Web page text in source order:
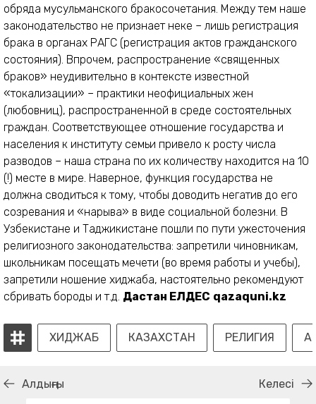
обряда мусульманского бракосочетания. Между тем наше
законодательство не признает неке – лишь регистрация
брака в органах РАГС (регистрация актов гражданского
состояния). Впрочем, распространение «священных
браков» неудивительно в контексте известной
«токализации» – практики неофициальных жен
(любовниц), распространенной в среде состоятельных
граждан. Соответствующее отношение государства и
населения к институту семьи привело к росту числа
разводов – наша страна по их количеству находится на 10
(!) месте в мире. Наверное, функция государства не
должна сводиться к тому, чтобы доводить негатив до его
созревания и «нарыва» в виде социальной болезни. В
Узбекистане и Таджикистане пошли по пути ужесточения
религиозного законодательства: запретили чиновникам,
школьникам посещать мечети (во время работы и учебы),
запретили ношение хиджаба, настоятельно рекомендуют
сбривать бороды и т.д. Дастан ЕЛДЕС qazaquni.kz
ХИДЖАБ КАЗАХСТАН РЕЛИГИЯ
Алдыңғы Келесі